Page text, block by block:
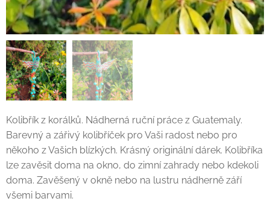
Kolibřík z korálků. Nádherná ruční práce z Guatemaly.
Barevný a zářivý kolibříček pro Vaši radost nebo pro
někoho z Vašich blízkých. Krásný originální dárek. Kolibříka
lze zavěsit doma na okno, do zimní zahrady nebo kdekoli
doma. Zavěšený v okně nebo na lustru nádherně září
všemi barvami.